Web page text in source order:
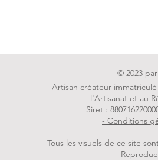
© 2023
Artisan créateur
l'Artisanat et au
Siret :
- Conditions
Tous les visuels de ce site